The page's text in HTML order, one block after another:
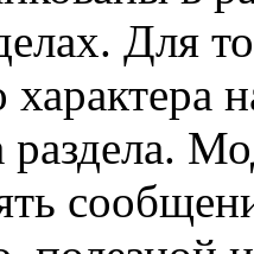
Для
характера